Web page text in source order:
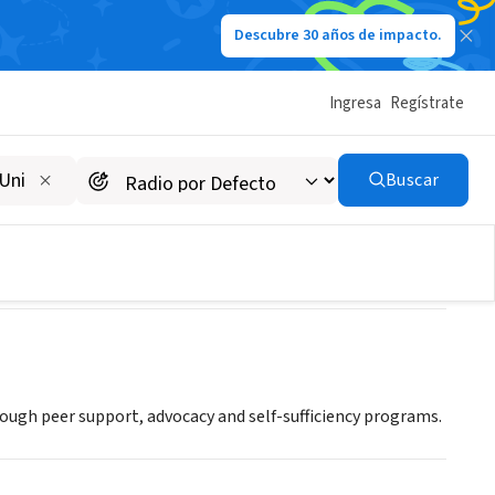
Descubre 30 años de impacto.
Ingresa Regístrate
Buscar
with Disabilities
peer support, advocacy and self-sufficiency programs.